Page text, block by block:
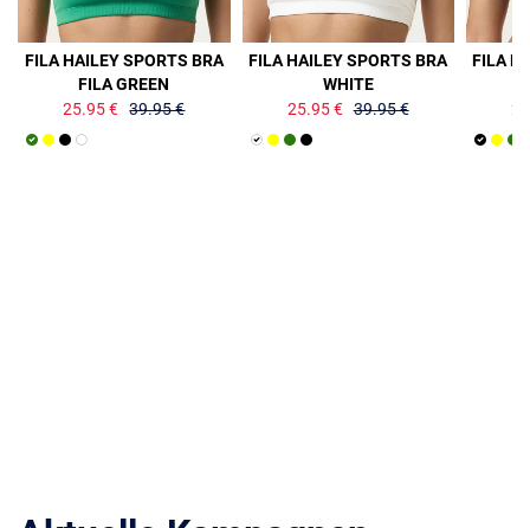
35%
FILA HAILEY SPORTS BRA
FILA GREEN
25.95 € 39.95 €
35%
FILA HAILEY SPORTS BRA
WHITE
25.95 € 39.95 €
35%
FILA